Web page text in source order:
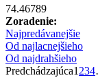
74.46789
Zoradenie:
Najpredávanejšie
Od najlacnejšieho
Od najdrahšieho
Predchádzajúca1 234